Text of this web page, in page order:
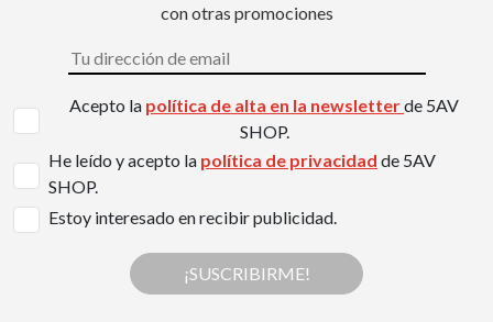
con otras promociones
Acepto la política de alta en la newsletterde 5AV
SHOP.
He leído y acepto la política de privacidad de 5AV
SHOP.
Estoy interesado en recibir publicidad.
¡SUSCRIBIRME!